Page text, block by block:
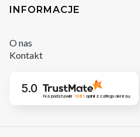
INFORMACJE
O nas
Kontakt
5.0
Na podstawie 1081 opinii z całego okresu